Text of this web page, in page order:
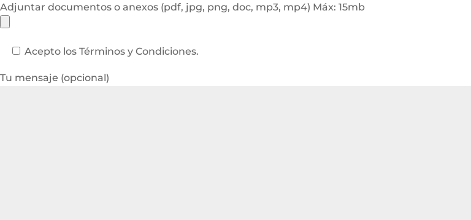
Adjuntar documentos o anexos (pdf, jpg, png, doc, mp3, mp4) Máx: 15mb
Acepto los Términos y Condiciones.
Tu mensaje (opcional)